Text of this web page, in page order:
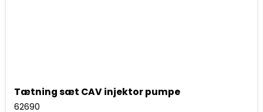
Tætning sæt CAV injektor pumpe
62690